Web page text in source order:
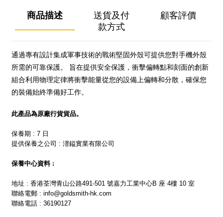
商品描述
送貨及付
款方式
顧客評價
通過專有設計集成軍事技術的戰術堅固外殼可提供您對手機外殼
所需的可靠保護。 旨在提供安全保護，衝擊偏轉點和刻面的創新
組合利用物理定律將衝擊能量從您的設備上偏轉和分散，確保您
的裝備始終準備好工作。
此產品為原廠行貨貨品。
保養期 : 7 日
提供保養之公司 : 溍鎰實業有限公司
保養中心資料 :
地址 : 香港荃灣青山公路491-501 號嘉力工業中心B 座 4樓 10 室
聯絡電郵 : info@goldsmith-hk.com
聯絡電話 : 36190127